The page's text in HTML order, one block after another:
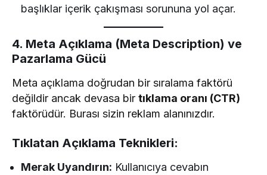
başlıklar içerik çakışması sorununa yol açar.
4. Meta Açıklama (Meta Description) ve
Pazarlama Gücü
Meta açıklama doğrudan bir sıralama faktörü
değildir ancak devasa birtıklama oranı (CTR)
faktörüdür. Burası sizin reklam alanınızdır.
Tıklatan Açıklama Teknikleri:
Merak Uyandırın: Kullanıcıya cevabın